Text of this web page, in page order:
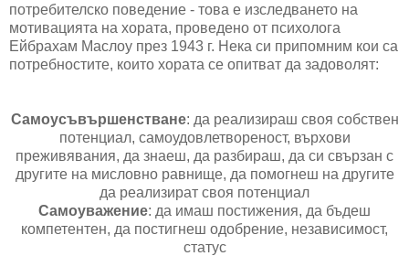
потребителско поведение - това е изследването на
мотивацията на хората, проведено от психолога
Ейбрахам Маслоу през 1943 г. Нека си припомним кои са
потребностите, които хората се опитват да задоволят:
Самоусъвършенстване: да реализираш своя собствен
потенциал, самоудовлетвореност, върхови
преживявания, да знаеш, да разбираш, да си свързан с
другите на мисловно равнище, да помогнеш на другите
да реализират своя потенциал
Самоуважение: да имаш постижения, да бъдеш
компетентен, да постигнеш одобрение, независимост,
статус